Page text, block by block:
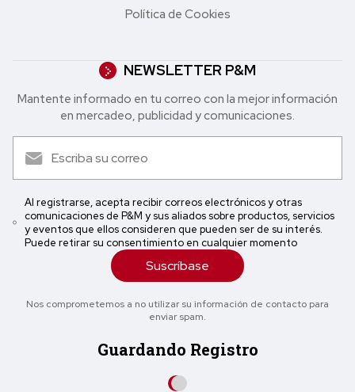
Política de Cookies
NEWSLETTER P&M
Mantente informado en tu correo con la mejor in formación
en mercadeo, publicidad y comunicaciones.
Al registrarse, acepta recibir correos electrónicos y otras
comunicaciones de P&M y sus aliados sobre productos, servicios
y eventos que ellos consideren que pueden ser de su interés.
Puede retirar su consentimiento en cualquier momento
Suscríbase
Nos comprometemos a no utilizar su información de contacto para
enviar spam.
Guardando Registro